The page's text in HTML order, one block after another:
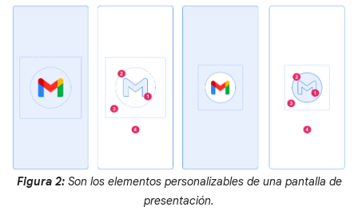
Figura 2:Son los elementos personalizables de una pantalla de
presentación.